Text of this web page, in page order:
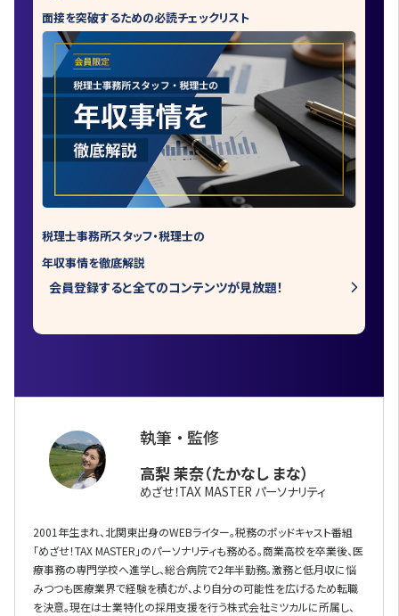
面接を突破するための必読チェックリスト
税理士事務所スタッフ・税理士の
年収事情を徹底解説
会員登録すると全てのコンテンツが見放題！
執筆 ・ 監修
高梨 茉奈（たかなし まな）
めざせ！TAX MASTER パーソナリティ
2001年生まれ、北関東出身のWEBライター。税務のポッドキャスト番組
「めざせ！TAX MASTER」のパーソナリティも務める。商業高校を卒業後、医
療事務の専門学校へ進学し、総合病院で2年半勤務。激務と低月収に悩
みつつも医療業界で経験を積むが、より自分の可能性を広げるため転職
を決意。現在は士業特化の採用支援を行う株式会社ミツカルに所属し、